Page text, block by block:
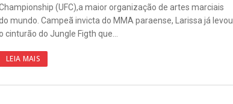
(UFC),a maior organização de artes marciais
mundo. Campeã invicta do MMA paraense, Larissa já levou
o cinturão do Jungle Figth que…
LEIA MAIS